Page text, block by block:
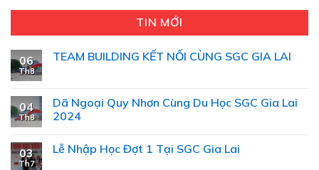
TIN MỚI
06
Th8
TEAM BUILDING KẾT NỐI CÙNG SGC GIA LAI
04
Th8
Dã Ngoại Quy Nhơn Cùng Du Học SGC Gia Lai
2024
03
Th7
Lễ Nhập Học Đợt 1 Tại SGC Gia Lai